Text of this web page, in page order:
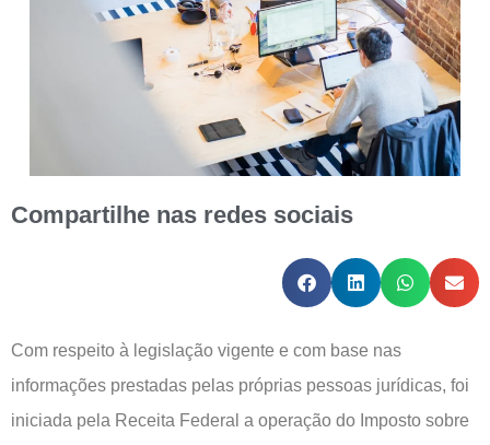
Compartilhe nas redes sociais
Com respeito à legislação vigente e com base nas
informações prestadas pelas próprias pessoas jurídicas, foi
iniciada pela Receita Federal a operação do Imposto sobre